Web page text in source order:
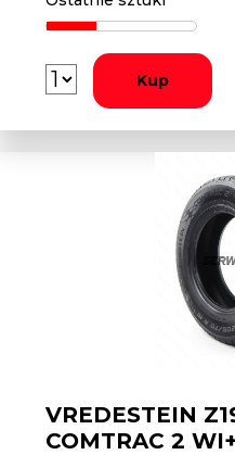
Kup
VREDESTEIN
COMTRAC 2